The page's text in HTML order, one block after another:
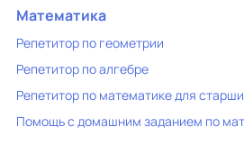
Математика
Репетитор по геометрии
Репетитор по алгебре
Репетитор по математике для
Помощь с домашним заданием по